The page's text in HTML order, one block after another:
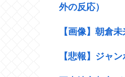
外の反応）
【画像】朝倉
【悲報】ジャ